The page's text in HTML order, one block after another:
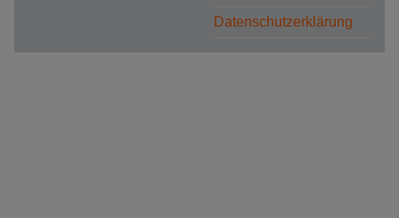
Datenschutzerklärung